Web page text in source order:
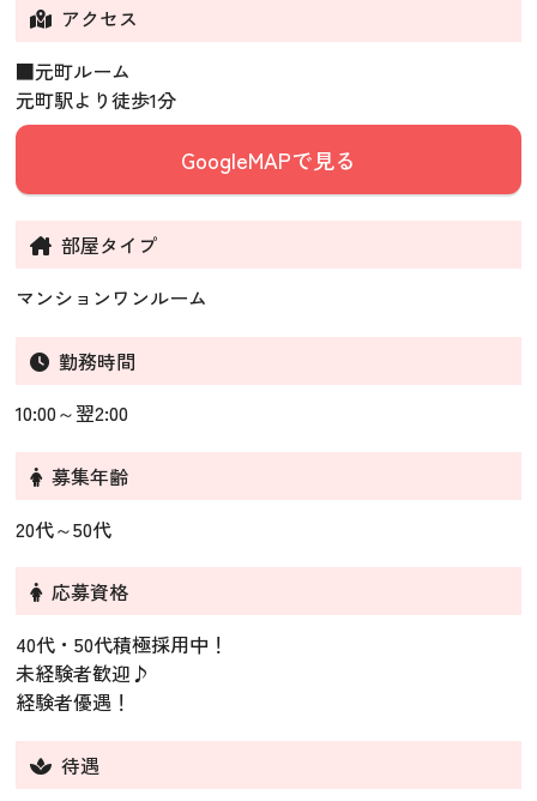
アクセス
■元町ルーム
元町駅より徒歩1分
GoogleMAPで見る
部屋タイプ
マンションワンルーム
勤務時間
10:00～翌2:00
募集年齢
20代～50代
応募資格
40代・50代積極採用中！
未経験者歓迎♪
経験者優遇！
待遇